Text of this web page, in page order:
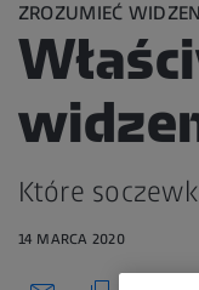
ZROZUMIEĆ
Które
14 MARCA 2020